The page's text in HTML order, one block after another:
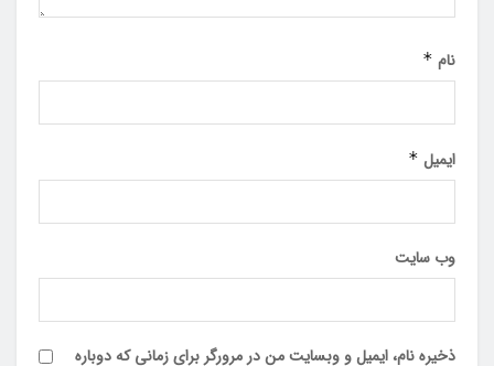
نام *
ایمیل *
وب‌ سایت
ذخیره نام، ایمیل و وبسایت من در مرورگر برای زمانی که دوباره